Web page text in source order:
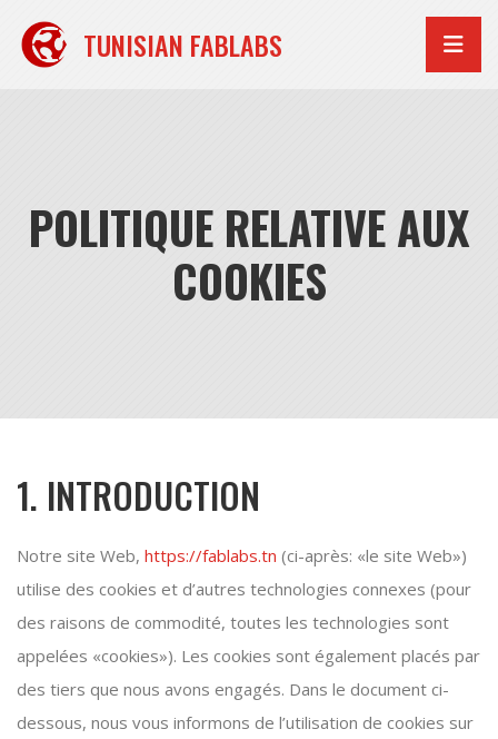
contenu
TUNISIAN FABLABS
POLITIQUE RELATIVE AUX
COOKIES
1. INTRODUCTION
Notre site Web, https://fablabs.tn (ci-après: «le site Web»)
utilise des cookies et d’autres technologies connexes (pour
des raisons de commodité, toutes les technologies sont
appelées «cookies»). Les cookies sont également placés par
des tiers que nous avons engagés. Dans le document ci-
dessous, nous vous informons de l’utilisation de cookies sur